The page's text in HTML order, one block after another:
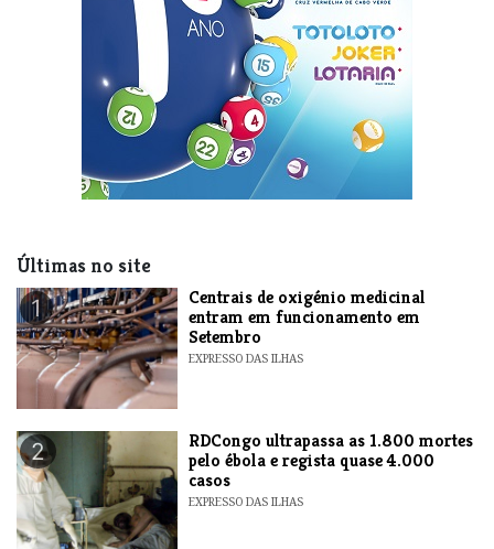
Últimas no site
1
Centrais de oxigénio medicinal
entram em funcionamento em
Setembro
EXPRESSO DAS ILHAS
2
RDCongo ultrapassa as 1.800 mortes
pelo ébola e regista quase 4.000
casos
EXPRESSO DAS ILHAS